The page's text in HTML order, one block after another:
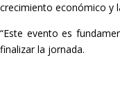
crecimiento económico y
“Este evento es
finalizar la jornada.